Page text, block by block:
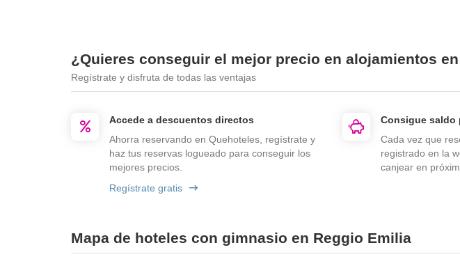
¿Quieres conseguir el mejor precio en alojamientos
Regístrate y disfruta de todas las ventajas
Accede a descuentos directos
Ahorra reservando en Quehoteles, regístrate y
haz tus reservas logueado para conseguir los
mejores precios.
Regístrate gratis
Consigue saldo
Cada vez que
registrado en la
canjear en
Mapa de hoteles con gimnasio en Reggio Emilia